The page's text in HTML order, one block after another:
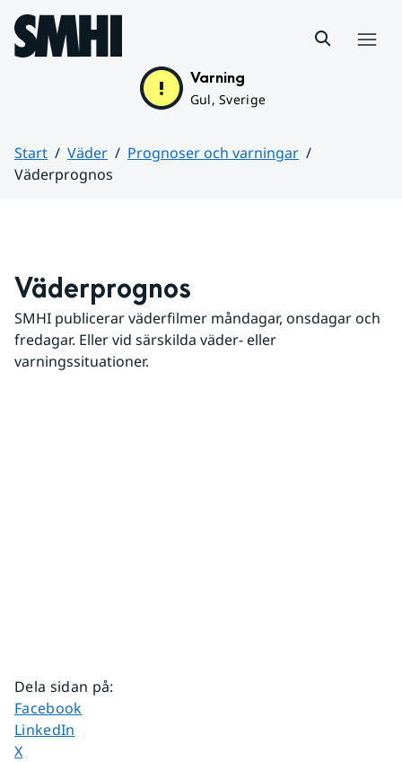
Hoppa till sidans innehåll
Varning
Gul, Sverige
Start Väder
Prognoser och varningar
Väderprognos
Väderprognos
SMHI publicerar väderfilmer måndagar, onsdagar och
fredagar. Eller vid särskilda väder- eller
varningssituationer.
Dela sidan på:
Dela sidan på
Facebook
Dela sidan på
LinkedIn
Dela sidan på
X